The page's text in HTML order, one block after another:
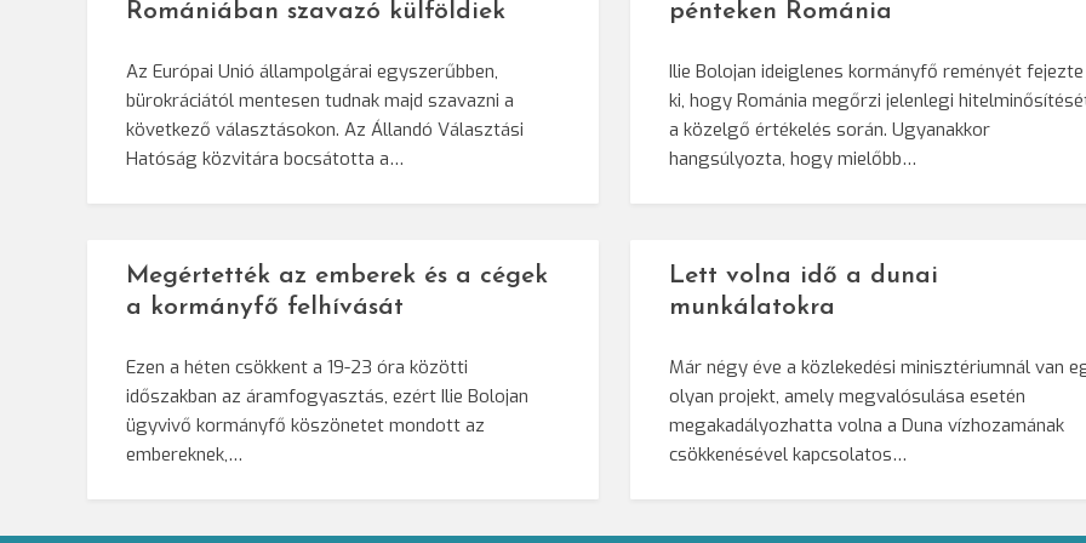
Romániában szavazó külföldiek
Az Európai Unió állampolgárai egyszerűbben,
bürokráciától mentesen tudnak majd szavazni a
következő választásokon. Az Állandó Választási
Hatóság közvitára bocsátotta a…
pénteken Románia
Ilie Bolojan ideiglenes kormányfő reményét fejezte
ki, hogy Románia megőrzi jelenlegi
a közelgő értékelés során. Ugyanakkor
hangsúlyozta, hogy mielőbb…
Megértették az emberek és a cégek
a kormányfő felhívását
Ezen a héten csökkent a 19-23 óra közötti
időszakban az áramfogyasztás, ezért Ilie Bolojan
ügyvivő kormányfő köszönetet mondott az
embereknek,…
Lett volna idő a dunai
munkálatokra
Már négy éve a közlekedési minisztériumnál van
olyan projekt, amely megvalósulása esetén
megakadályozhatta volna a Duna vízhozamának
csökkenésével kapcsolatos…